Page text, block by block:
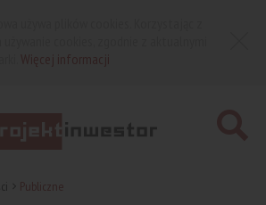
Publiczne